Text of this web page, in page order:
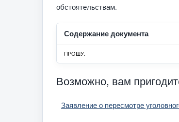
обстоятельствам.
Содержание документа
ПРОШУ:
Возможно, вам
Заявление о пересмотре